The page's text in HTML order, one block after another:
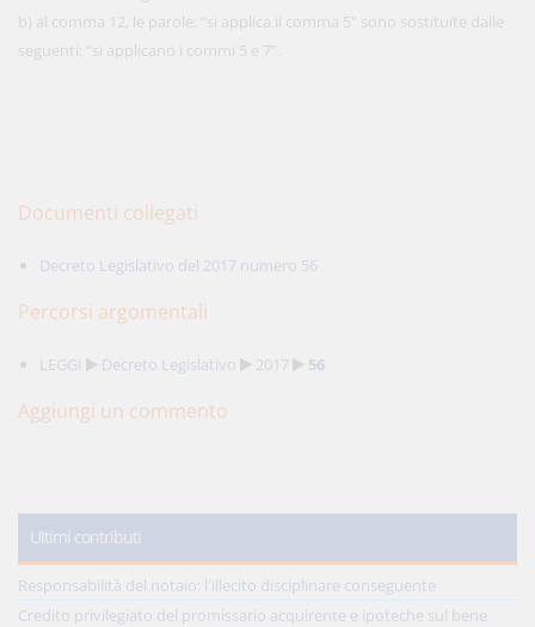
b) al comma 12, le parole: “si applica il comma 5” sono sostituite dalle
seguenti: “si applicano i commi 5 e 7”.
Documenti collegati
Decreto Legislativo del 2017 numero 56
Percorsi argomentali
LEGGI Decreto Legislativo 2017 56
Aggiungi un commento
Ultimi contributi
Responsabilità del notaio: l'illecito disciplinare conseguente
Credito privilegiato del promissario acquirente e ipoteche sul bene